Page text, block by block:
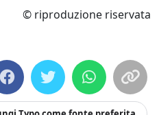
© riproduzione riservata